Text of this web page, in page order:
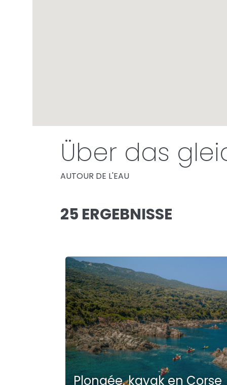
Über das
AUTOUR DE L'EAU
25 ERGEBNISSE
Plongée, kayak en Corse